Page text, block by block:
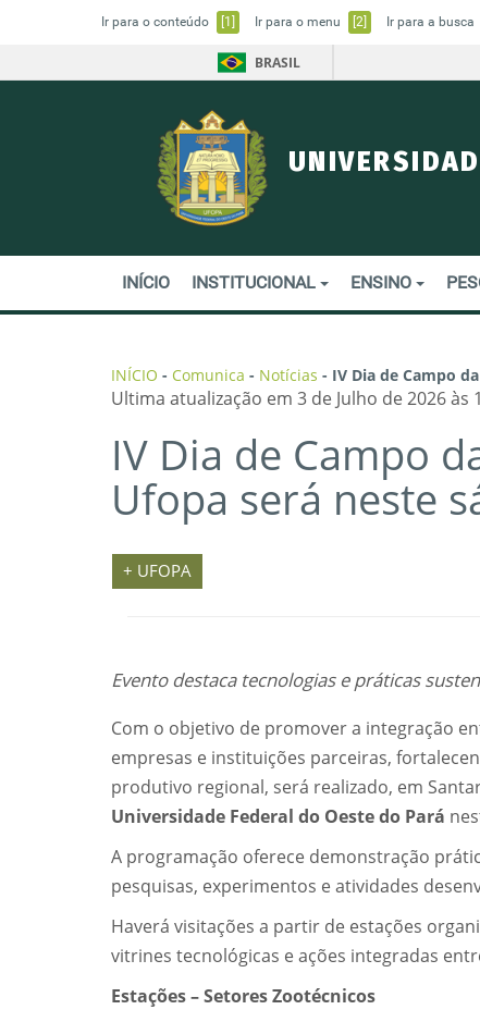
Ir para o conteúdo [1] Ir para o menu [2] Ir para a busca
BRASIL
INÍCIO INSTITUCIONAL ENSINO
INÍCIO - Comunica - Notícias - IV Dia de Campo
Ultima atualização em 3 de Julho de 2026 às
IV Dia de Campo
Ufopa será neste
+ UFOPA
Evento destaca tecnologias e práticas
Com o objetivo de promover a integração
empresas e instituições parceiras,
produtivo regional, será realizado, em
Universidade Federal do Oeste do Pará
A programação oferece demonstração
pesquisas, experimentos e atividades
Haverá visitações a partir de estações
vitrines tecnológicas e ações integradas
Estações – Setores Zootécnicos